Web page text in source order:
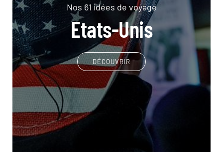
Nos 61 idées de voyage
Etats-Unis
DÉCOUVRIR